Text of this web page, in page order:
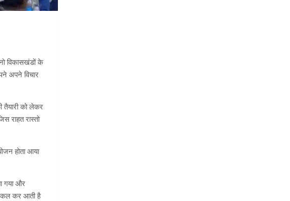
विकासखंडों के
अपने विचार
तैयारी को लेकर
राहत रास्तो
होता आया
गया और
कर आती है